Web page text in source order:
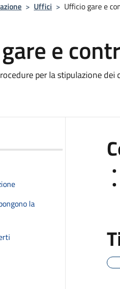
> Uffici > Ufficio gare e
e
per la stipulazione
la